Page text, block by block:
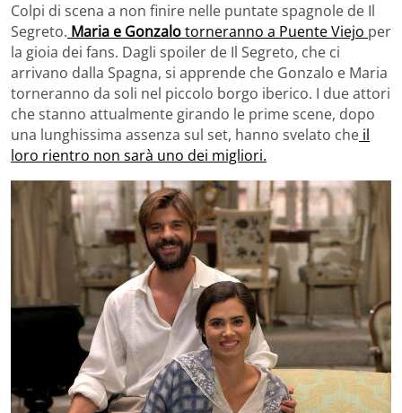
Colpi di scena a non finire nelle puntate spagnole de Il
Segreto. Maria e Gonzalotorneranno a Puente Viejo per
la gioia dei fans. Dagli spoiler de Il Segreto, che ci
arrivano dalla Spagna, si apprende che Gonzalo e Maria
torneranno da soli nel piccolo borgo iberico. I due attori
che stanno attualmente girando le prime scene, dopo
una lunghissima assenza sul set, hanno svelato che il
loro rientro non sarà uno dei migliori.